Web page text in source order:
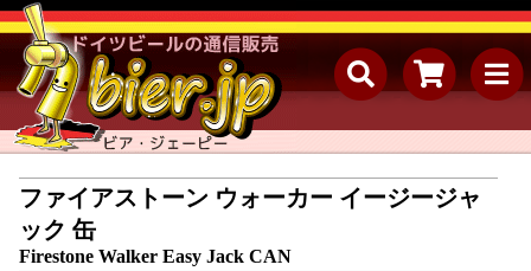
ファイアストーン ウォーカー イージージャ
ック 缶
Firestone Walker Easy Jack CAN